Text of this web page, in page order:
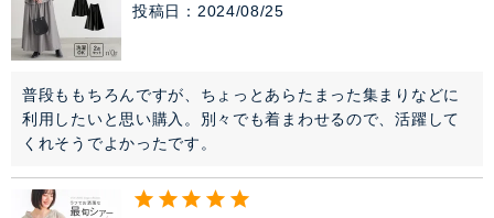
投稿日 2024/08/25
普段ももちろんですが、ちょっとあらたまった集まりなどに
利用したいと思い購入。別々でも着まわせるので、活躍して
くれそうでよかったです。